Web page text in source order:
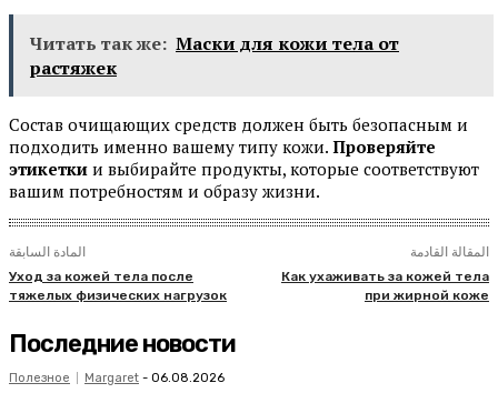
Читать так же: Маски для кожи тела от
растяжек
Состав очищающих средств должен быть безопасным и
подходить именно вашему типу кожи. Проверяйте
этикетки и выбирайте продукты, которые соответствуют
вашим потребностям и образу жизни.
المادة السابقة
Уход за кожей тела после
тяжелых физических нагрузок
المقالة القادمة
Как ухаживать за кожей тела
при жирной коже
Последние новости
Полезное Margaret - 06.08.2026